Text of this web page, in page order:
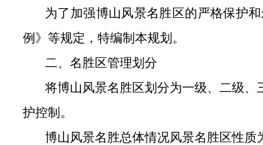
为了加强博山风景名胜区的严格保护
例》等规定，特编制本规划。
二、名胜区管理划分
将博山风景名胜区划分为一级、二级
护控制。
博山风景名胜总体情况风景名胜区性